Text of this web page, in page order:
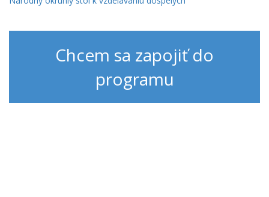
Chcem sa zapojiť do
programu